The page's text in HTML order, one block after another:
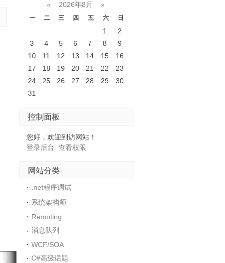
« 2026年8月 »
一 二 三 四 五 六 日
1
2
3
4 5 6 7 8
9
10
11 12 13 14 15
16
17
18 19 20 21 22
23
24
25 26 27 28 29
30
31
控制面板
您好，欢迎到访网站！
登录后台 查看权限
网站分类
.net程序调试
系统架构师
Remoting
消息队列
WCF/SOA
C#高级话题